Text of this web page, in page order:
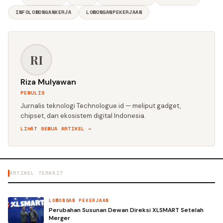
INFOLOWONGANKERJA
LOWONGANPEKERJAAN
RI
Riza Mulyawan
PENULIS
Jurnalis teknologi Technologue.id — meliput gadget,
chipset, dan ekosistem digital Indonesia.
LIHAT SEMUA ARTIKEL →
ARTIKEL TERKAIT
LOWONGAN PEKERJAAN
Perubahan Susunan Dewan Direksi XLSMART Setelah
Merger